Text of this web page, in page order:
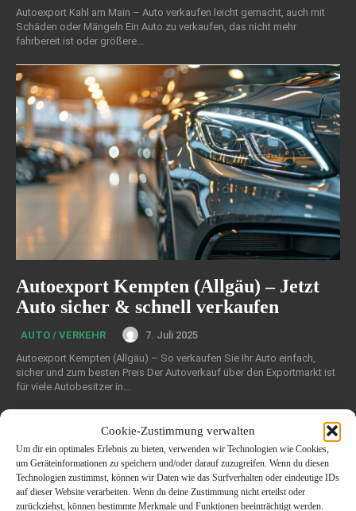
Cookie-Zustimmung verwalten
Um dir ein optimales Erlebnis zu bieten, verwenden wir Technologien wie Cookies,
um Geräteinformationen zu speichern und/oder darauf zuzugreifen. Wenn du diesen
Technologien zustimmst, können wir Daten wie das Surfverhalten oder eindeutige IDs
auf dieser Website verarbeiten. Wenn du deine Zustimmung nicht erteilst oder
zurückziehst, können bestimmte Merkmale und Funktionen beeinträchtigt werden.
Autoexport Kahl am Main – Auto verkaufen leicht gemacht, auch mit
Schäden oder Mängeln Ein Auto zu verkaufen, das nicht mehr
fahrbereit ist oder größere...
Autoexport Kempten (Allgäu) – Jetzt
Auto sicher & schnell verkaufen
AUTO / VERKEHR
7. Juli 2025
Autoexport Kempten (Allgäu) – So verkaufen Sie Ihr Auto einfach,
sicher und zum besten Preis Der Autoverkauf über den Exportmarkt ist
für viele Autobesitzer in...